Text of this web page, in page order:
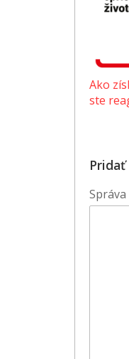
Ako
ste
Správa